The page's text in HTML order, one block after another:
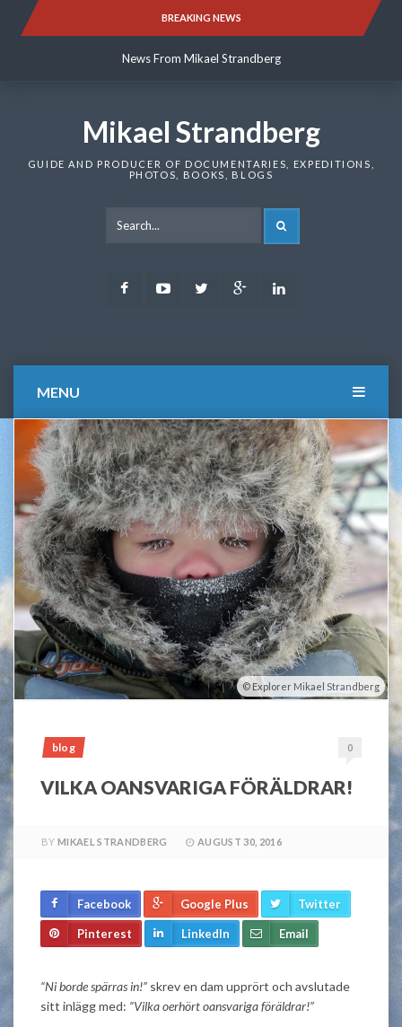
BREAKING NEWS
News From Mikael Strandberg
News From Mikael Strandberg
Mikael Strandberg
GUIDE AND PRODUCER OF DOCUMENTARIES, EXPEDITIONS,
PHOTOS, BOOKS, BLOGS
FacebookYoutubeTwitter Google
MENU
Explorer Mikael Strandberg
blog 0
VILKA OANSVARIGA FÖRÄLDRAR!
BY MIKAEL STRANDBERG AUGUST 30, 2016
Facebook Google Plus Twitter
Pinterest LinkedIn Email
“Ni borde spärras in!” skrev en dam upprört och avslutade
sitt inlägg med: “Vilka oerhört oansvariga föräldrar!”